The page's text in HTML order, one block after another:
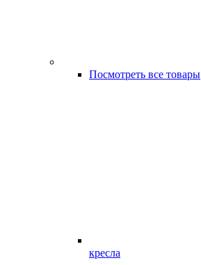
Посмотреть все товары
кресла